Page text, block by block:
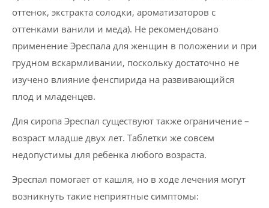
оттенок, экстракта солодки, ароматизаторов с
оттенками ванили и меда). Не рекомендовано
применение Эреспала для женщин в положении и при
грудном вскармливании, поскольку достаточно не
изучено влияние фенспирида на развивающийся
плод и младенцев.
Для сиропа Эреспал существуют также ограничение –
возраст младше двух лет. Таблетки же совсем
недопустимы для ребенка любого возраста.
Эреспал помогает от кашля, но в ходе лечения могут
возникнуть такие неприятные симптомы: